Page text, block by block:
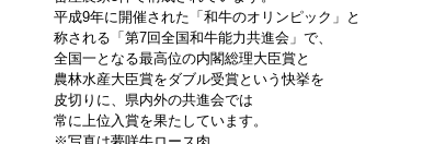
平成9年に開催された「和牛のオリンピック」と
称される「第7回全国和牛能力共進会」で、
全国一となる最高位の内閣総理大臣賞と
農林水産大臣賞をダブル受賞という快挙を
皮切りに、県内外の共進会では
常に上位入賞を果たしています。